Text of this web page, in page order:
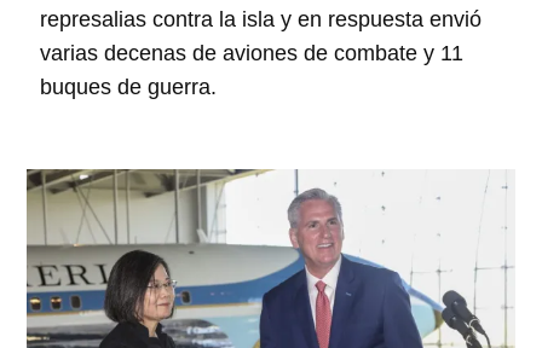
represalias contra la isla y en respuesta envió
varias decenas de aviones de combate y 11
buques de guerra.